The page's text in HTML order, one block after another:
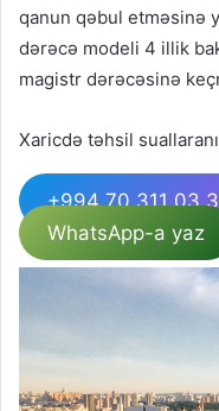
qanun qəbul etməsinə
dərəcə modeli 4 illik
magistr dərəcəsinə
Xaricdə təhsil
+994 70 311 03
WhatsApp-a yaz